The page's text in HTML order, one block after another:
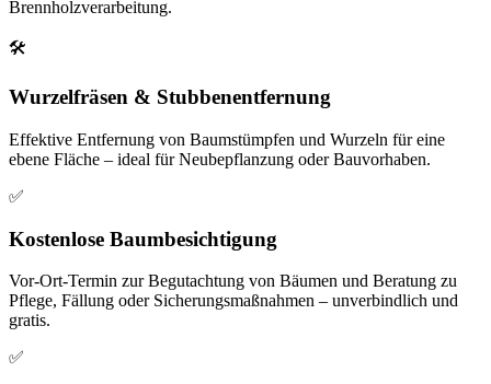
Brennholzverarbeitung.
🛠️
Wurzelfräsen & Stubbenentfernung
Effektive Entfernung von Baumstümpfen und Wurzeln für eine
ebene Fläche – ideal für Neubepflanzung oder Bauvorhaben.
✅️
Kostenlose Baumbesichtigung
Vor-Ort-Termin zur Begutachtung von Bäumen und Beratung zu
Pflege, Fällung oder Sicherungsmaßnahmen – unverbindlich und
gratis.
✅